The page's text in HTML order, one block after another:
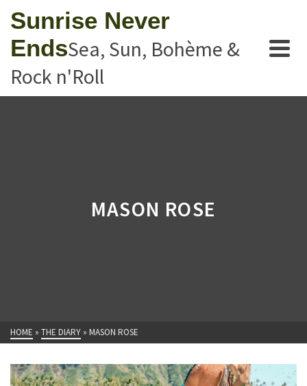
Sunrise Never
EndsSea, Sun, Bohème &
Rock n'Roll
MASON ROSE
HOME » THE DIARY » MASON ROSE